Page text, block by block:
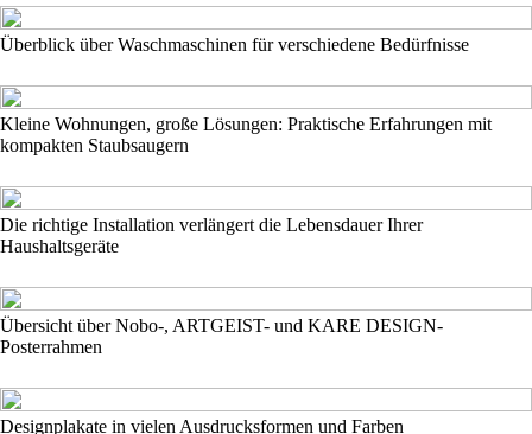
Überblick über Waschmaschinen für verschiedene Bedürfnisse
Kleine Wohnungen, große Lösungen: Praktische Erfahrungen mit
kompakten Staubsaugern
Die richtige Installation verlängert die Lebensdauer Ihrer
Haushaltsgeräte
Übersicht über Nobo-, ARTGEIST- und KARE DESIGN-
Posterrahmen
Designplakate in vielen Ausdrucksformen und Farben